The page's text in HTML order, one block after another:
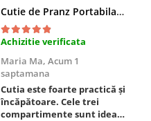
Cutie de Pranz Portabila cu Compartimente
Achizitie verificata
Maria Ma, Acum 1
saptamana
Cutia este foarte practică și
încăpătoare. Cele trei
compartimente sunt ideale